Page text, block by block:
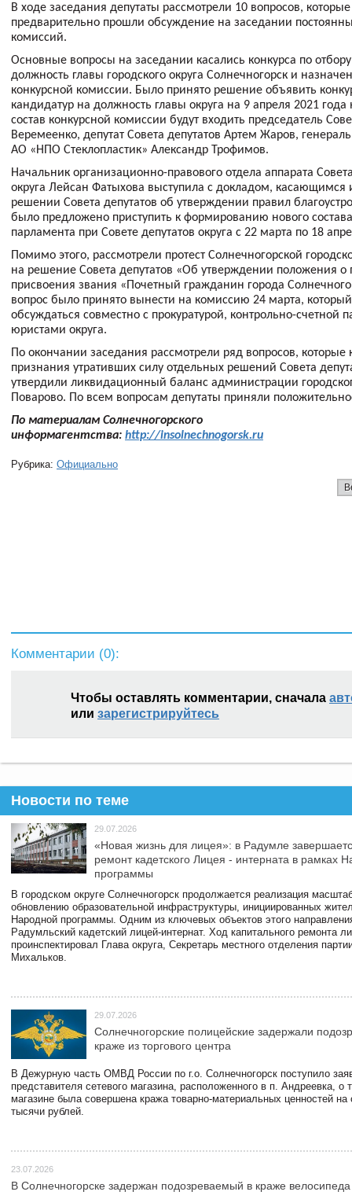
В ходе заседания депутаты рассмотрели 10 вопросов, которые
предварительно прошли обсуждение на заседании
комиссий.
Основные вопросы на заседании касались конкурса по
должность главы городского округа Солнечногорск и
конкурсной комиссии. Было принято решение объявить
кандидатур на должность главы округа на 9 апреля 2021 года
состав конкурсной комиссии будут входить председатель
Веремеенко, депутат Совета депутатов Артем Жаров,
АО «НПО Стеклопластик» Александр Трофимов.
Начальник организационно-правового отдела аппарата
округа Лейсан Фатыхова выступила с докладом, касающимся
решении Совета депутатов об утверждении правил
было предложено приступить к формированию нового
парламента при Совете депутатов округа с 22 марта по 18
Помимо этого, рассмотрели протест Солнечногорской
на решение Совета депутатов «Об утверждении положения о
присвоения звания «Почетный гражданин города
вопрос было принято вынести на комиссию 24 марта,
обсуждаться совместно с прокуратурой, контрольно-счетной
юристами округа.
По окончании заседания рассмотрели ряд вопросов, которые
признания утративших силу отдельных решений Совета
утвердили ликвидационный баланс администрации
Поварово. По всем вопросам депутаты приняли
По материалам Солнечногорского
информагентства: http://insolnechnogorsk.ru
Рубрика: Официально
Комментарии (0):
Чтобы оставлять комментарии, сначала
или зарегистрируйтесь
Новости по теме
29.07.2026
«Новая жизнь для лицея»: в Радумле
ремонт кадетского Лицея - интерната в рамках
программы
В городском округе Солнечногорск продолжается реализация
обновлению образовательной инфраструктуры, инициированных
Народной программы. Одним из ключевых объектов этого
Радумльский кадетский лицей-интернат. Ход капитального ремонта
проинспектировал Глава округа, Секретарь местного отделения
Михальков.
29.07.2026
Солнечногорские полицейские задержали
краже из торгового центра
В Дежурную часть ОМВД России по г.о. Солнечногорск поступило
представителя сетевого магазина, расположенного в п. Андреевка, о
магазине была совершена кража товарно-материальных ценностей
тысячи рублей.
23.07.2026
В Солнечногорске задержан подозреваемый в краже велосипеда